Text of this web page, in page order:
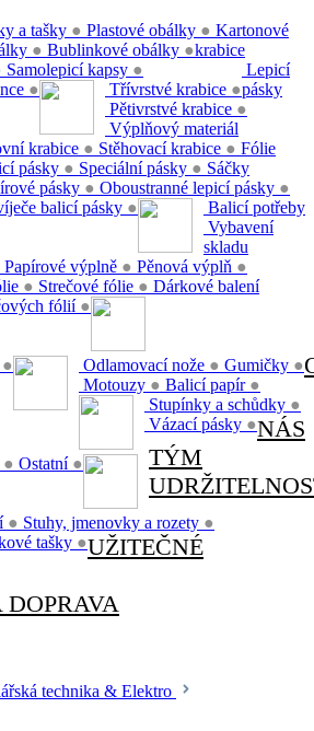
a tašky ● Plastové obálky ●
● Bublinkové obálky ●
Samolepicí kapsy ●
●
Kartonové
krabice
Třívrstvé krabice ●
Pětivrstvé krabice ●
krabice ● Stěhovací krabice ●
Lepicí
pásky
pásky ● Speciální pásky ●
pásky ● Oboustranné lepicí pásky ●
balicí pásky ●
Výplňový materiál
Papírové výplně ● Pěnová výplň ●
Fólie
● Strečové fólie ●
fólií ●
Sáčky
●
Balicí potřeby
Odlamovací nože ● Gumičky ●
Motouzy ● Balicí papír ●
Vybavení
skladu
Stupínky a schůdky ●
Vázací pásky ●
● Ostatní ●
Dárkové balení
● Stuhy, jmenovky a rozety ●
tašky ●
NÁS
TÝM
UŽITEČNÉ
technika & Elektro